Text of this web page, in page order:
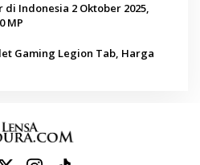
di Indonesia 2 Oktober 2025,
MP
Gaming Legion Tab, Harga